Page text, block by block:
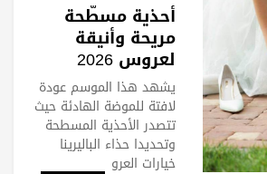
أحذية مسطّحة
مريحة وأنيقة
لعروس 2026
يشهد هذا الموسم عودة
لافتة للموضة الهادئة حيث
تتصدر الأحذية المسطحة
وتحديدا حذاء الباليرينا
خيارات العرو